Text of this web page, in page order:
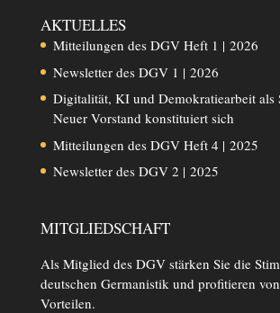
AKTUELLES
Mitteilungen des DGV Heft 1 | 2026
Newsletter des DGV 1 | 2026
Digitalität, KI und Demokratiearbeit als
Neuer Vorstand konstituiert sich
Mitteilungen des DGV Heft 4 | 2025
Newsletter des DGV 2 | 2025
MITGLIEDSCHAFT
Als Mitglied des DGV stärken Sie die
deutschen Germanistik und profitieren
Vorteilen.